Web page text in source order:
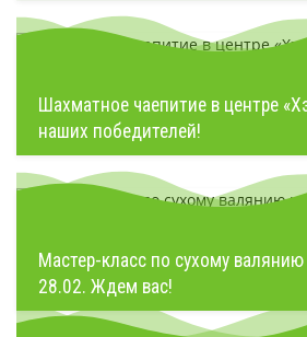
Шахматное чаепитие в центре
наших победителей!
Мастер-класс по сухому
28.02. Ждем вас!